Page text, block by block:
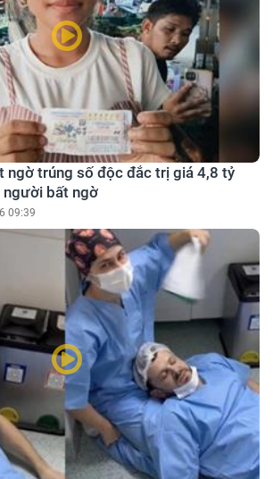
ngờ trúng số độc đắc trị giá 4,8 tỷ
người bất ngờ
09:39